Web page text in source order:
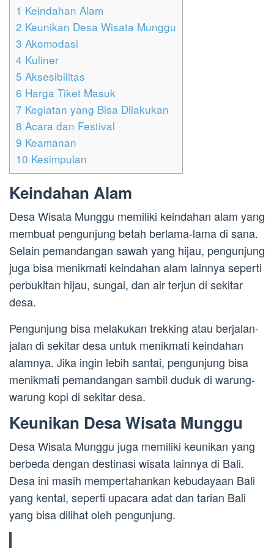
1 Keindahan Alam
2 Keunikan Desa Wisata Munggu
3 Akomodasi
4 Kuliner
5 Aksesibilitas
6 Harga Tiket Masuk
7 Kegiatan yang Bisa Dilakukan
8 Acara dan Festival
9 Keamanan
10 Kesimpulan
Keindahan Alam
Desa Wisata Munggu memiliki keindahan alam yang
membuat pengunjung betah berlama-lama di sana.
Selain pemandangan sawah yang hijau, pengunjung
juga bisa menikmati keindahan alam lainnya seperti
perbukitan hijau, sungai, dan air terjun di sekitar
desa.
Pengunjung bisa melakukan trekking atau berjalan-
jalan di sekitar desa untuk menikmati keindahan
alamnya. Jika ingin lebih santai, pengunjung bisa
menikmati pemandangan sambil duduk di warung-
warung kopi di sekitar desa.
Keunikan Desa Wisata Munggu
Desa Wisata Munggu juga memiliki keunikan yang
berbeda dengan destinasi wisata lainnya di Bali.
Desa ini masih mempertahankan kebudayaan Bali
yang kental, seperti upacara adat dan tarian Bali
yang bisa dilihat oleh pengunjung.